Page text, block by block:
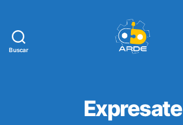
Buscar
Expresate